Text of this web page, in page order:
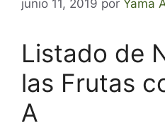
junio 11, 2019 por Yama
Listado de
las Frutas
A